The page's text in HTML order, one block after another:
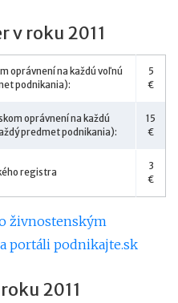
v roku 2011
oprávnení na každú voľnú
podnikania):
5
€
oprávnení na každú
predmet podnikania):
15
€
registra
3
€
živnostenským
portáli podnikajte.sk
2011